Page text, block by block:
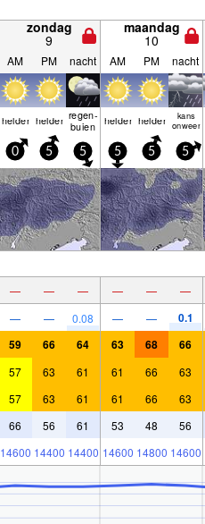
zondag
9
maandag
10
AM PM nacht AM PM nacht
helder helder regen­
buien helder helder kans
onweer
0 5 5 5 5 5
— — — — — —
— — 0.08 — — 0.1
59 66 64 63 68 66
57 63 61 61 66 63
57 63 61 61 66 63
66 56 61 53 48 56
14600 14400 14400 14600 14800 14600